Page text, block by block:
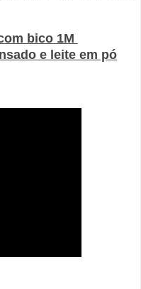
bico 1M
e leite em pó